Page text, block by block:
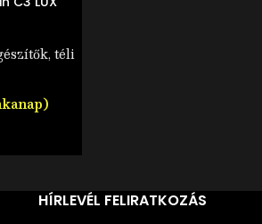
téli
HÍRLEVÉL FELIRATKOZÁS